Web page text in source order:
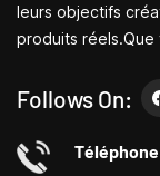
leurs objectifs
produits réels.Que
entrepreneur
peuvent vous
facilement, plus
Follows On:
Téléphone